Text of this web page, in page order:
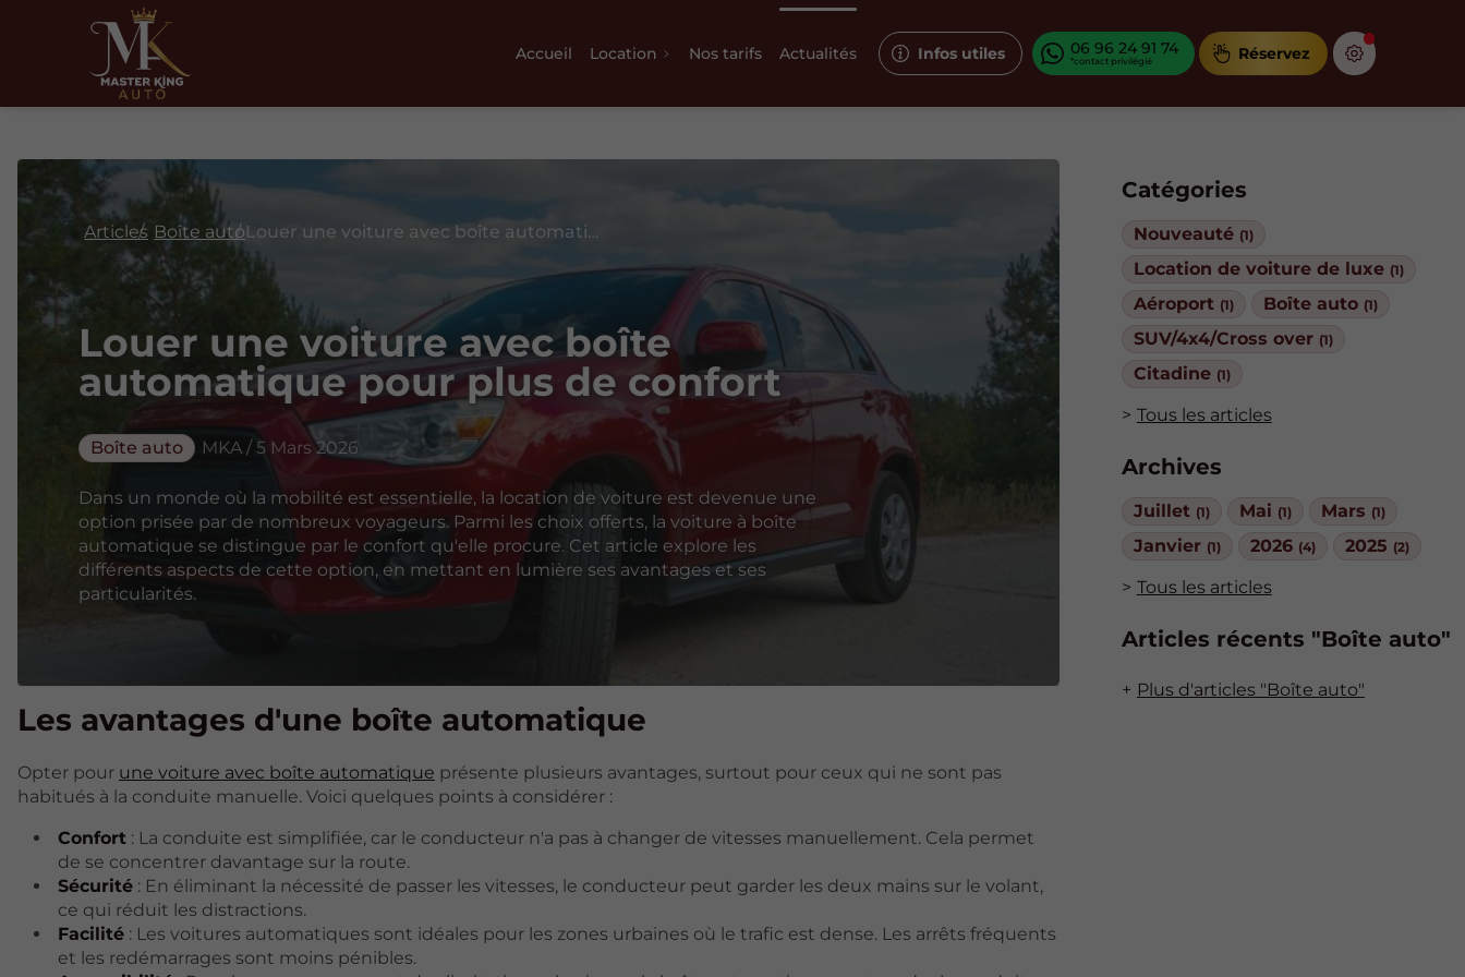
Accueil Location Nos tarifs Actualités Infos utiles 06 96 24 91 74 Réservez
Catégories
Nouveauté (1)
Location de voiture de luxe (1)
Aéroport (1) Boîte auto (1)
SUV/4x4/Cross over (1)
Citadine (1)
Tous les articles
Archives
Juillet (1) Mai (1) Mars (1)
Janvier (1) 2026 (4) 2025 (2)
Tous les articles
Articles récents "Boîte auto"
Plus d'articles "Boîte auto"
Articles Boîte auto Louer une voiture avec boîte automatique pour plus de confort
Louer une voiture avec boîte
automatique pour plus de confort
Boîte auto MKA / 5 Mars 2026
Dans un monde où la mobilité est essentielle, la location de voiture est devenue une
option prisée par de nombreux voyageurs. Parmi les choix offerts, la voiture à boîte
automatique se distingue par le confort qu'elle procure. Cet article explore les
différents aspects de cette option, en mettant en lumière ses avantages et ses
particularités.
Les avantages d'une boîte automatique
Opter pour une voiture avec boîte automatique présente plusieurs avantages, surtout pour ceux qui ne sont pas
habitués à la conduite manuelle. Voici quelques points à considérer :
Confort : La conduite est simplifiée, car le conducteur n'a pas à changer de vitesses manuellement. Cela permet
de se concentrer davantage sur la route.
Sécurité : En éliminant la nécessité de passer les vitesses, le conducteur peut garder les deux mains sur le volant,
ce qui réduit les distractions.
Facilité : Les voitures automatiques sont idéales pour les zones urbaines où le trafic est dense. Les arrêts fréquents
et les redémarrages sont moins pénibles.